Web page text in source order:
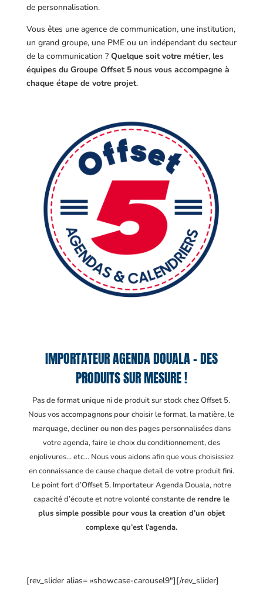
de personnalisation.
Vous êtes une agence de communication, une institution,
un grand groupe, une PME ou un indépendant du secteur
de la communication ? Quelque soit votre métier, les
équipes du Groupe Offset 5 nous vous accompagne à
chaque étape de votre projet.
IMPORTATEUR AGENDA DOUALA – DES
PRODUITS SUR MESURE !
Pas de format unique ni de produit sur stock chez Offset 5.
Nous vos accompagnons pour choisir le format, la matière, le
marquage, decliner ou non des pages personnalisées dans
votre agenda, faire le choix du conditionnement, des
enjolivures… etc… Nous vous aidons afin que vous choisissiez
en connaissance de cause chaque detail de votre produit fini.
Le point fort d’Offset 5, Importateur Agenda Douala, notre
capacité d’écoute et notre volonté constante derendre le
plus simple possible pour vous la creation d’un objet
complexe qu’est l’agenda.
[rev_slider alias= »showcase-carousel9″][/rev_slider]